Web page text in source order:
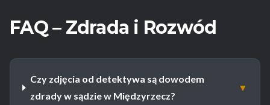
FAQ – Zdrada i Rozwód
Czy zdjęcia od detektywa są dowodem
zdrady w sądzie w Międzyrzecz?
▼